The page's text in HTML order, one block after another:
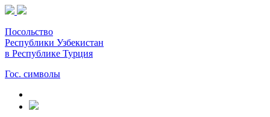
Посольство
Республики Узбекистан
в Республике Турция
Гос. символы